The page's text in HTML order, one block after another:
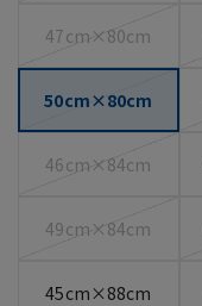
47cm×80cm
50cm×80cm
46cm×84cm
49cm×84cm
45cm×88cm